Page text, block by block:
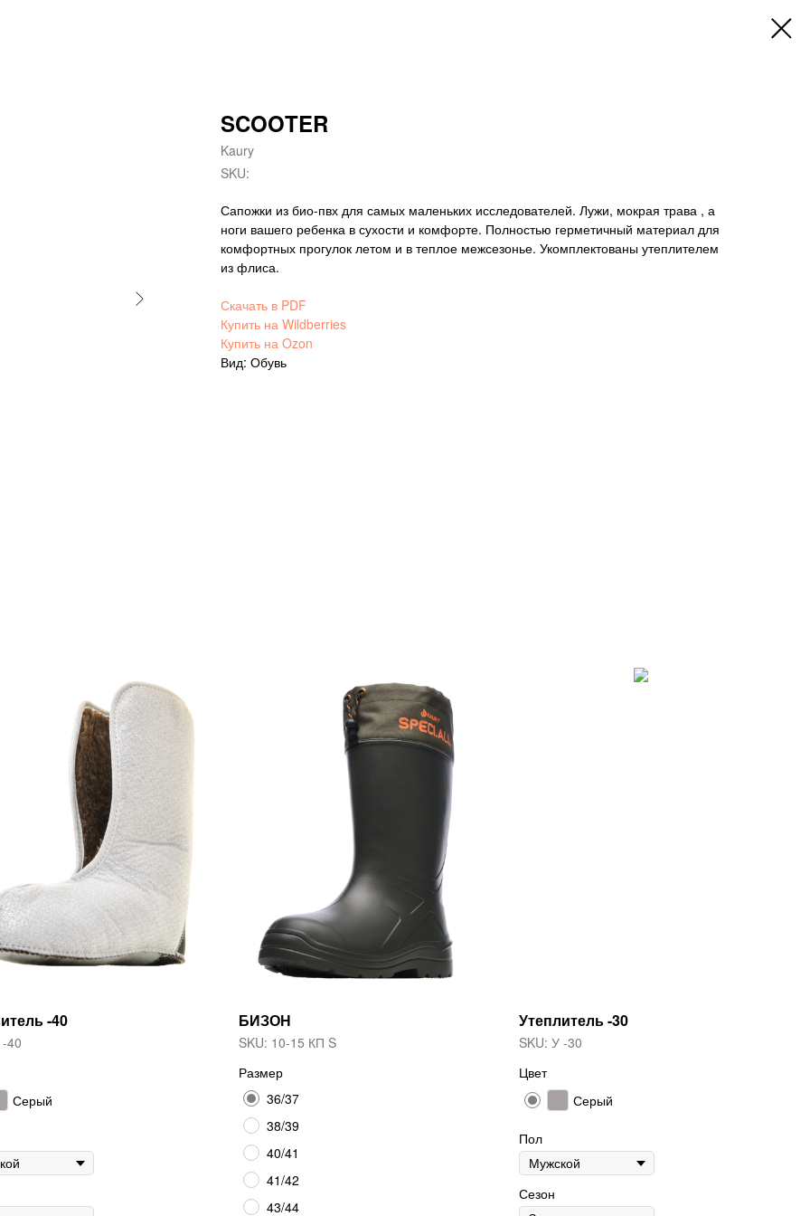
SCOOTER
Kaury
SKU:
Сапожки из био-пвх для самых маленьких исследователей. Лужи, мокрая трава , а
ноги вашего ребенка в сухости и комфорте. Полностью герметичный материал для
комфортных прогулок летом и в теплое межсезонье. Укомплектованы утеплителем
из флиса.
Скачать в PDF
Купить на Wildberries
Купить на Ozon
Вид: Обувь
-40
40
Серый
БИЗОН
SKU: 10-15 КП S
Размер
36/37
38/39
40/41
41/42
43/44
Утеплитель -30
SKU: У -30
Цвет
Серый
Пол
Сезон